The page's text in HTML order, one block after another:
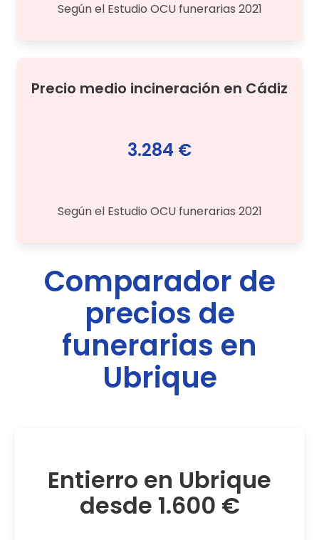
Según el Estudio OCU funerarias 2021
Precio medio incineración en Cádiz
3.284 €
Según el Estudio OCU funerarias 2021
Comparador de
precios de
funerarias en
Ubrique
Entierro en Ubrique
desde 1.600 €